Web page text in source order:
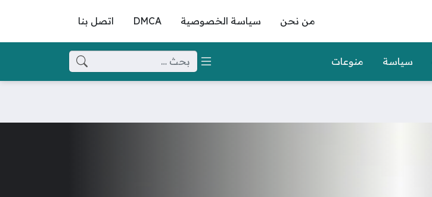
من نحن سياسة الخصوصية DMCA اتصل بنا
سياسة منوعات البحث عن: